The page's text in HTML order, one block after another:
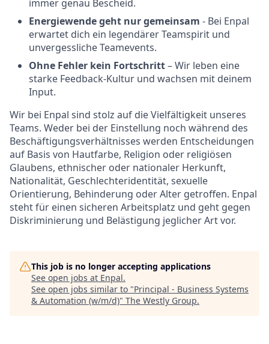
immer genau Bescheid.
Energiewende geht nur gemeinsam - Bei Enpal
erwartet dich ein legendärer Teamspirit und
unvergessliche Teamevents.
Ohne Fehler kein Fortschritt– Wir leben eine
starke Feedback-Kultur und wachsen mit deinem
Input.
Wir bei Enpal sind stolz auf die Vielfältigkeit unseres
Teams. Weder bei der Einstellung noch während des
Beschäftigungsverhältnisses werden Entscheidungen
auf Basis von Hautfarbe, Religion oder religiösen
Glaubens, ethnischer oder nationaler Herkunft,
Nationalität, Geschlechteridentität, sexuelle
Orientierung, Behinderung oder Alter getroffen. Enpal
steht für einen sicheren Arbeitsplatz und geht gegen
Diskriminierung und Belästigung jeglicher Art vor.
This job is no longer accepting applications
See open jobs at Enpal.
See open jobs similar to "Principal - Business Systems
& Automation (w/m/d)" The Westly Group.